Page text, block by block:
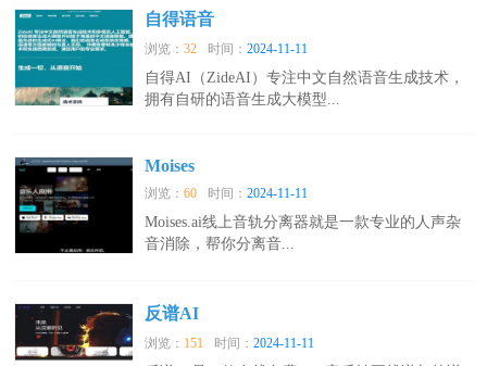
自得语音
浏览：32 时间：2024-11-11
自得AI（ZideAI）专注中文自然语音生成技术，
拥有自研的语音生成大模型...
Moises
浏览：60 时间：2024-11-11
Moises.ai线上音轨分离器就是一款专业的人声杂
音消除，帮你分离音...
反谱AI
浏览： 151 时间：2024-11-11